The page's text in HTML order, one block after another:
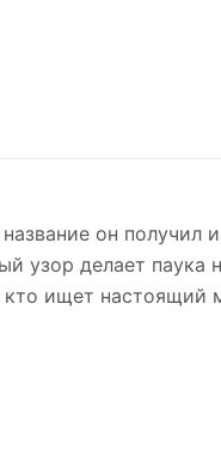
он получил
узор делает паука
ищет настоящий